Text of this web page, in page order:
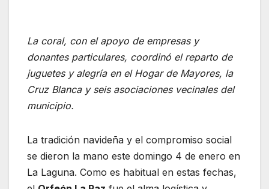
La coral, con el apoyo de empresas y
donantes particulares, coordinó el reparto de
juguetes y alegría en el Hogar de Mayores, la
Cruz Blanca y seis asociaciones vecinales del
municipio.
La tradición navideña y el compromiso social
se dieron la mano este domingo 4 de enero en
La Laguna. Como es habitual en estas fechas,